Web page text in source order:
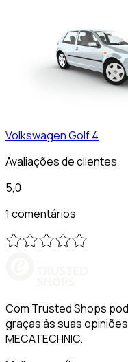
VolkswagenGolf 4
Avaliações de clientes
5,0
1 comentários
Com Trusted Shops
graças às suas
MECATECHNIC.